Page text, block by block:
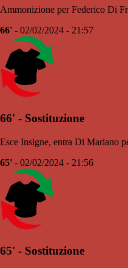
Ammonizione per Federico Di
66' - 02/02/2024 - 21:57
66' - Sostituzione
Esce Insigne, entra Di Mariano
65' - 02/02/2024 - 21:56
65' - Sostituzione